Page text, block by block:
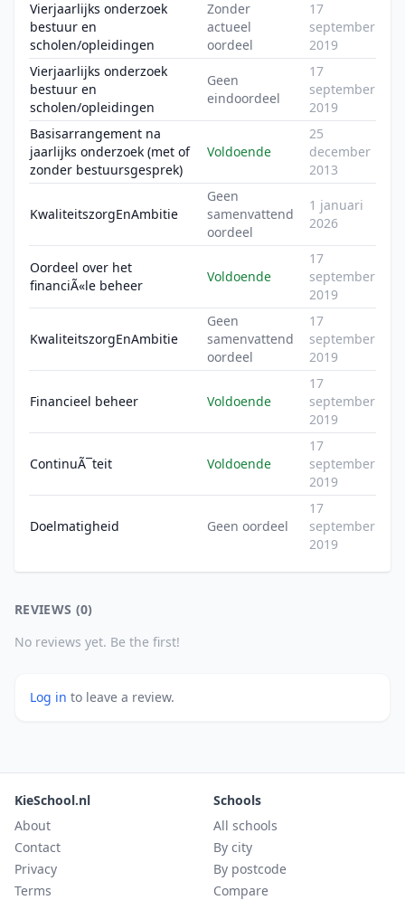
Vierjaarlijks onderzoek
bestuur en
scholen/opleidingen
Zonder
actueel
oordeel
17
september
2019
Vierjaarlijks onderzoek
bestuur en
scholen/opleidingen
Geen
eindoordeel
17
september
2019
Basisarrangement na
jaarlijks onderzoek (met of
zonder bestuursgesprek)
Voldoende
25
december
2013
KwaliteitszorgEnAmbitie
Geen
samenvattend
oordeel
1 januari
2026
Oordeel over het
financiÃ«le beheer
Voldoende
17
september
2019
KwaliteitszorgEnAmbitie
Geen
samenvattend
oordeel
17
september
2019
Financieel beheer Voldoende
17
september
2019
ContinuÃ¯teit Voldoende
17
september
2019
Doelmatigheid Geen oordeel
17
september
2019
REVIEWS (0)
No reviews yet. Be the first!
Log in to leave a review.
KieSchool.nl
About
Contact
Privacy
Terms
Schools
All schools
By city
By postcode
Compare